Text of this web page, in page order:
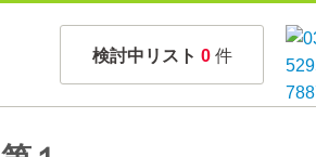
検討中リスト 0 件